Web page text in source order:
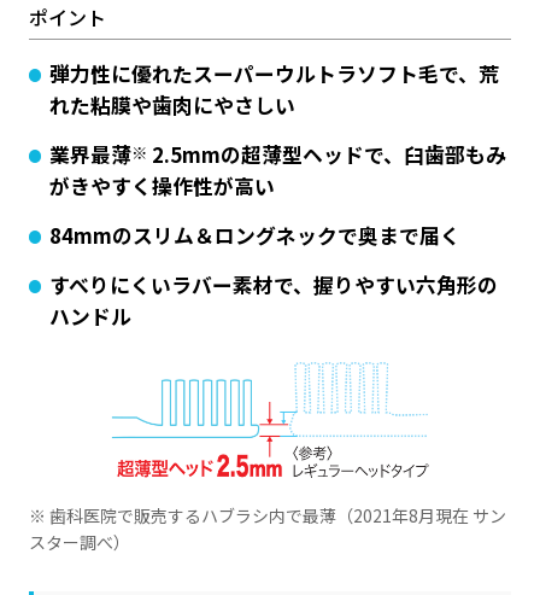
ポイント
弾力性に優れたスーパーウルトラソフト毛で、荒
れた粘膜や歯肉にやさしい
業界最薄※ 2.5mmの超薄型ヘッドで、臼歯部もみ
がきやすく操作性が高い
84mmのスリム＆ロングネックで奥まで届く
すべりにくいラバー素材で、握りやすい六角形の
ハンドル
※ 歯科医院で販売するハブラシ内で最薄（2021年8月現在 サン
スター調べ）